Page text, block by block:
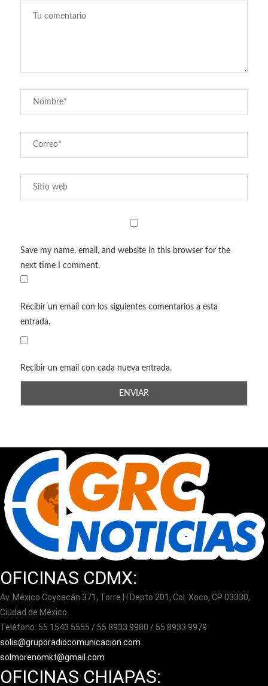
Save my name, email, and website in this browser for the
next time I comment.
Recibir un email con los siguientes comentarios a esta
entrada.
Recibir un email con cada nueva entrada.
OFICINAS CDMX:
Av. México Coyoacán 371, Torre H Depto 201, Col. Xoco, CP 03330,
Ciudad de México.
Teléfono: 55 1543 5555 / 55 8933 9980 / 55 8933 9979
solis@gruporadiocomunicacion.com
solmorenomkt@gmail.com
OFICINAS CHIAPAS: